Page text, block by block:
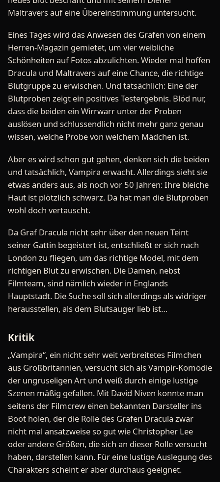
Maltravers auf eine Übereinstimmung untersucht.
Eines Tages wird das Anwesen des Grafen von einem
Herren-Magazin gemietet, um vier weibliche
Schönheiten auf Fotos abzulichten. Wieder mal hoffen
Dracula und Maltravers auf eine Chance, die richtige
Blutgruppe zu erwischen. Und tatsächlich: Eine der
Blutproben zeigt ein positives Testergebnis. Blöd nur,
dass die beiden ein Wirrwarr unter der Proben
auslösen und schlussendlich nicht mehr ganz genau
wissen, welche Probe von welchem Mädchen ist.
Aber es wird schon gut gehen, denken sich die beiden
und tatsächlich, Vampira erwacht. Allerdings sieht sie
etwas anders aus, als noch vor 50 Jahren: Ihre bleiche
Haut ist plötzlich schwarz. Da hat man die Blutproben
wohl doch vertauscht.
Da Graf Dracula nicht sehr über den neuen Teint
seiner Gattin begeistert ist, entschließt er sich nach
London zu fliegen, um das richtige Model, mit dem
richtigen Blut zu erwischen. Die Damen, nebst
Filmteam, sind nämlich wieder in Englands
Hauptstadt. Die Suche soll sich allerdings als widriger
herausstellen, als dem Blutsauger lieb ist…
Kritik
„Vampira“, ein nicht sehr weit verbreitetes Filmchen
aus Großbritannien, versucht sich als Vampir-Komödie
der ungruseligen Art und weiß durch einige lustige
Szenen mäßig gefallen. Mit David Niven konnte man
seitens der Filmcrew einen bekannten Darsteller ins
Boot holen, der die Rolle des Grafen Dracula zwar
nicht mal ansatzweise so gut wie Christopher Lee
oder andere Größen, die sich an dieser Rolle versucht
haben, darstellen kann. Für eine lustige Auslegung des
Charakters scheint er aber durchaus geeignet.